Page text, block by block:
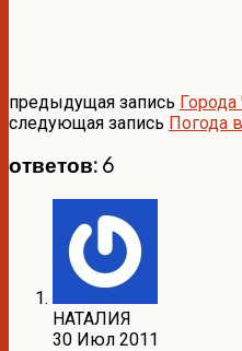
предыдущая запись
следующая запись Погода
ответов: 6
НАТАЛИЯ
30 Июл 2011